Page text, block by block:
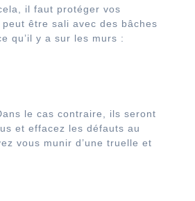
il faut protéger vos
être sali avec des bâches
qu’il y a sur les murs :
le cas contraire, ils seront
et effacez les défauts au
vous munir d’une truelle et